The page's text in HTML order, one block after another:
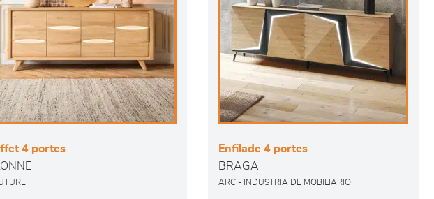
4 portes
Enfilade 4 portes
BRAGA
ARC - INDUSTRIA DE MOBILIARIO